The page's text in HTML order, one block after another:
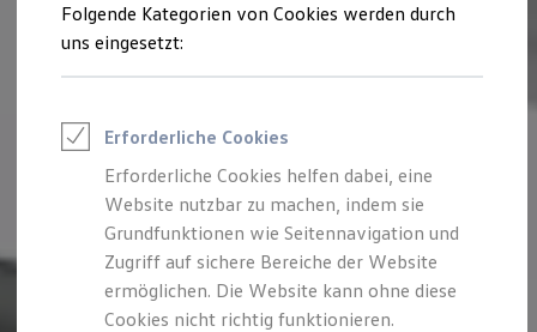
Saisonangebote
Reifenpakete
Leasing
Leasing-Angebote
Elektroauto Leasing
Kleinwagen-Leasing
Leasing ohne Anzahlung
Finanzierung
Autokredit mit Schlussrate
Versicherungen und Garantien
Kfz-Versicherung
Restschuldversicherungen
Garantien
Folgende Kategorien von Cookies werden durch
uns eingesetzt:
Erforderliche Cookies
Erforderliche Cookies helfen dabei, eine
Website nutzbar zu machen, indem sie
Grundfunktionen wie Seitennavigation und
Zugriff auf sichere Bereiche der Website
ermöglichen. Die Website kann ohne diese
Cookies nicht richtig funktionieren.